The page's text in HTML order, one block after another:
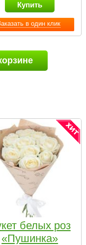
в один клик
Купить
белых роз
«Пушинка»